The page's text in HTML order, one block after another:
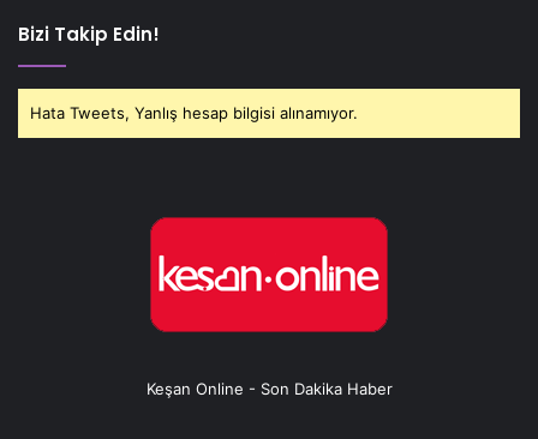
Bizi Takip Edin!
Hata Tweets, Yanlış hesap bilgisi alınamıyor.
Keşan Online - Son Dakika Haber